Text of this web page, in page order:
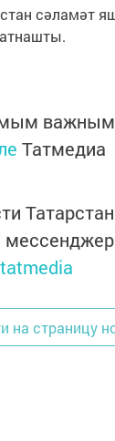
сәламәт
Татмедиа
на страницу